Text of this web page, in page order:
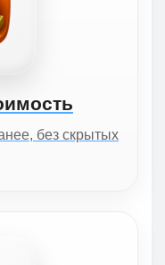
без скрытых